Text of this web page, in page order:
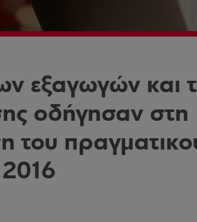
εξαγωγών και
οδήγησαν στη
του